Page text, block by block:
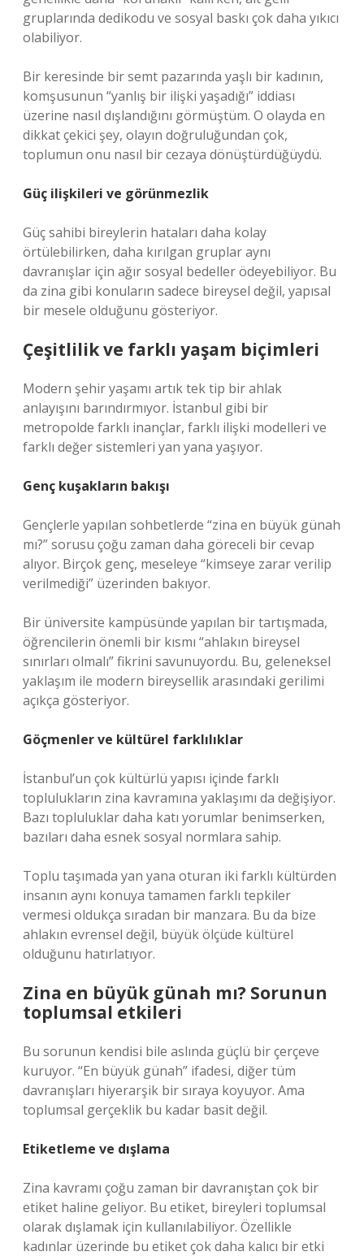
gruplarında dedikodu ve sosyal baskı çok daha yıkıcı
olabiliyor.
Bir keresinde bir semt pazarında yaşlı bir kadının,
komşusunun “yanlış bir ilişki yaşadığı” iddiası
üzerine nasıl dışlandığını görmüştüm. O olayda en
dikkat çekici şey, olayın doğruluğundan çok,
toplumun onu nasıl bir cezaya dönüştürdüğüydü.
Güç ilişkileri ve görünmezlik
Güç sahibi bireylerin hataları daha kolay
örtülebilirken, daha kırılgan gruplar aynı
davranışlar için ağır sosyal bedeller ödeyebiliyor. Bu
da zina gibi konuların sadece bireysel değil, yapısal
bir mesele olduğunu gösteriyor.
Çeşitlilik ve farklı yaşam biçimleri
Modern şehir yaşamı artık tek tip bir ahlak
anlayışını barındırmıyor. İstanbul gibi bir
metropolde farklı inançlar, farklı ilişki modelleri ve
farklı değer sistemleri yan yana yaşıyor.
Genç kuşakların bakışı
Gençlerle yapılan sohbetlerde “zina en büyük günah
mı?” sorusu çoğu zaman daha göreceli bir cevap
alıyor. Birçok genç, meseleye “kimseye zarar verilip
verilmediği” üzerinden bakıyor.
Bir üniversite kampüsünde yapılan bir tartışmada,
öğrencilerin önemli bir kısmı “ahlakın bireysel
sınırları olmalı” fikrini savunuyordu. Bu, geleneksel
yaklaşım ile modern bireysellik arasındaki gerilimi
açıkça gösteriyor.
Göçmenler ve kültürel farklılıklar
İstanbul’un çok kültürlü yapısı içinde farklı
toplulukların zina kavramına yaklaşımı da değişiyor.
Bazı topluluklar daha katı yorumlar benimserken,
bazıları daha esnek sosyal normlara sahip.
Toplu taşımada yan yana oturan iki farklı kültürden
insanın aynı konuya tamamen farklı tepkiler
vermesi oldukça sıradan bir manzara. Bu da bize
ahlakın evrensel değil, büyük ölçüde kültürel
olduğunu hatırlatıyor.
Zina en büyük günah mı? Sorunun
toplumsal etkileri
Bu sorunun kendisi bile aslında güçlü bir çerçeve
kuruyor. “En büyük günah” ifadesi, diğer tüm
davranışları hiyerarşik bir sıraya koyuyor. Ama
toplumsal gerçeklik bu kadar basit değil.
Etiketleme ve dışlama
Zina kavramı çoğu zaman bir davranıştan çok bir
etiket haline geliyor. Bu etiket, bireyleri toplumsal
olarak dışlamak için kullanılabiliyor. Özellikle
kadınlar üzerinde bu etiket çok daha kalıcı bir etki